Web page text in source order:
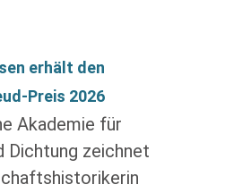
erhält den
Preis 2026
Akademie für
Dichtung zeichnet